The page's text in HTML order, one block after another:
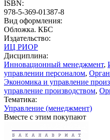
ISBN:
978-5-369-01387-8
Вид оформления:
Обложка. КБС
Издательство:
ИЦ РИОР
Дисциплина:
Инновационный менеджмент,
управлении персоналом,
Экономика и управление
управление производством,
Тематика:
Управление (менеджмент)
Вместе с этим покупают